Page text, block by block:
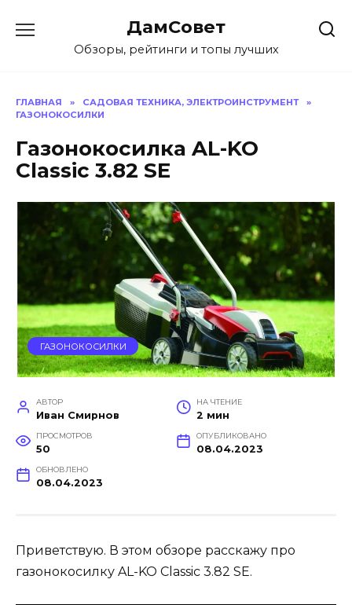
содержанию
ДамСовет
Обзоры, рейтинги и топы лучших
ГЛАВНАЯ » САДОВАЯ ТЕХНИКА, ЭЛЕКТРОИНСТРУМЕНТ
»
ГАЗОНОКОСИЛКИ
Газонокосилка AL-KO
Classic 3.82 SE
ГАЗОНОКОСИЛКИ
АВТОР
Иван Смирнов
НА ЧТЕНИЕ
2 мин
ПРОСМОТРОВ
50
ОПУБЛИКОВАНО
08.04.2023
ОБНОВЛЕНО
08.04.2023
Приветствую. В этом обзоре расскажу про
газонокосилку AL-KO Classic 3.82 SE.